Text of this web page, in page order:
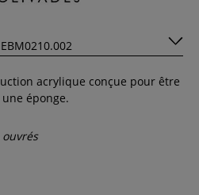
acrylique conçue pour être
éponge.